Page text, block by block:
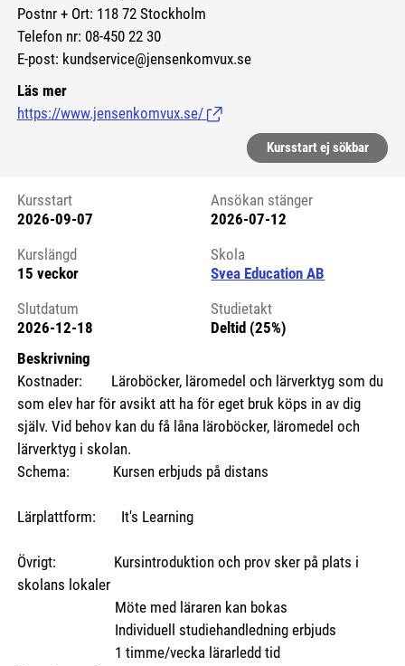
Postnr + Ort: 118 72 Stockholm
Telefon nr: 08-450 22 30
E-post: kundservice@jensenkomvux.se
Läs mer
https://www.jensenkomvux.se/ (Länk till extern sida.)
Kursstart ej sökbar
Kursstart 6231125
Kursstart
2026-09-07
Ansökan stänger
2026-07-12
Kurslängd
15 veckor
Skola
Svea Education AB
Slutdatum
2026-12-18
Studietakt
Deltid (25%)
Beskrivning
Kostnader: Läroböcker, läromedel och lärverktyg som du
som elev har för avsikt att ha för eget bruk köps in av dig
själv. Vid behov kan du få låna läroböcker, läromedel och
lärverktyg i skolan.
Schema: Kursen erbjuds på distans
Lärplattform: It's Learning
Övrigt: Kursintroduktion och prov sker på plats i
skolans lokaler
Möte med läraren kan bokas
Individuell studiehandledning erbjuds
1 timme/vecka lärarledd tid